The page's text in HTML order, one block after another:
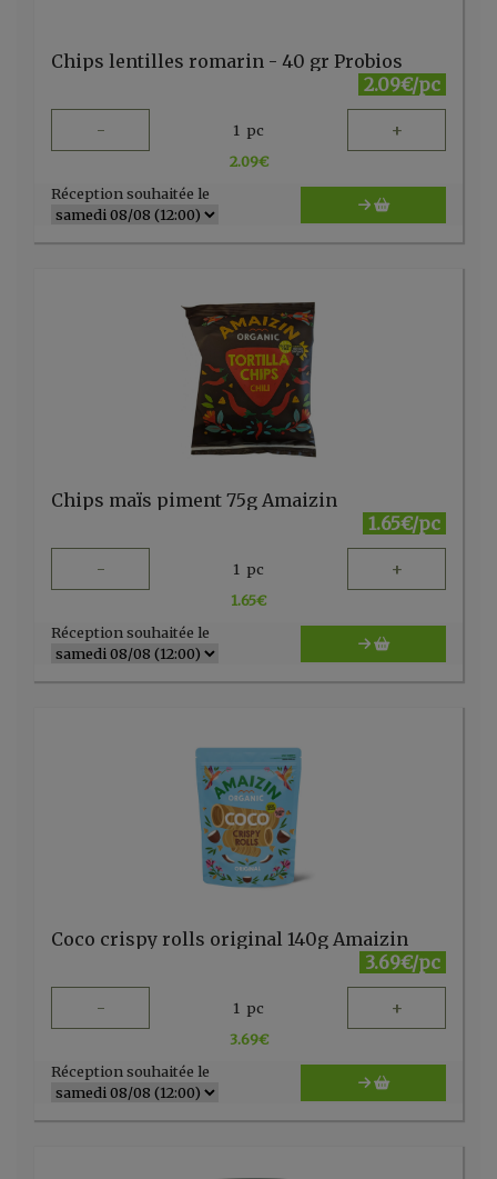
Chips lentilles romarin - 40 gr Probios
2.09€/pc
- 1 pc +
2.09€
Réception souhaitée le
Chips maïs piment 75g Amaizin
1.65€/pc
- 1 pc +
1.65€
Réception souhaitée le
Coco crispy rolls original 140g Amaizin
3.69€/pc
- 1 pc +
3.69€
Réception souhaitée le